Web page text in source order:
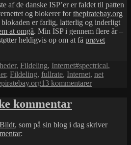
af de danske ISP’er er faldet til patten
og blokerer forthepiratebay.org
er farlig, latterlig og inderligt
at omgå. Min ISP i gennem flere år –
heldigvis op om at få prøvet
, Fildeling, InternetTags
#spectrical,
, Fildeling, fullrate, Internet, net
13 kommentarertil
retsdækning
kommentar
, som på sin blog i dag skriver
: